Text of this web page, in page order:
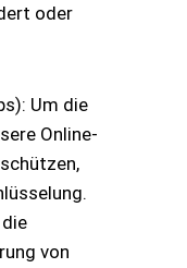
oder
Um die
Online-
von